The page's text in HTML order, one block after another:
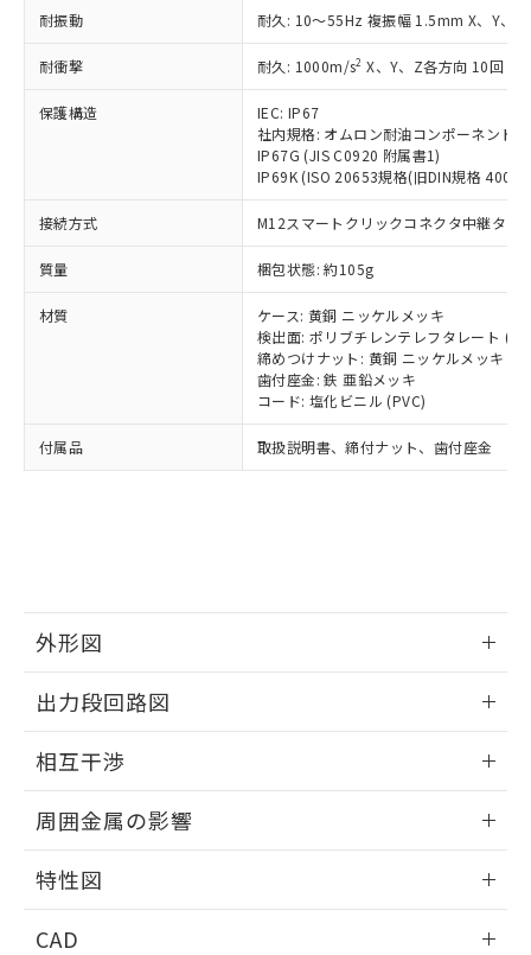
耐振動 耐久: 10～55Hz 複振幅 1.5mm X、Y、Z
耐衝撃 耐久: 1000m/s2 X、Y、Z各方向 10回
保護構造
IEC: IP67
社内規格: オムロン耐油コンポーネント
IP67G (JIS C0920 附属書1)
IP69K (ISO 20653規格(旧DIN規格
接続方式 M12スマートクリックコネクタ中継タイ
質量 梱包状態: 約105g
材質
ケース: 黄銅 ニッケルメッキ
検出面: ポリブチレンテレフタレート
締めつけナット: 黄銅 ニッケルメッキ
歯付座金: 鉄 亜鉛メッキ
コード: 塩化ビニル (PVC)
付属品 取扱説明書、締付ナット、歯付座金
外形図
外形図
出力段回路図
出力段回路図
相互干渉
相互干渉
周囲金属の影響
周囲金属の影響
特性図
CAD
記載している更新日時点での社内デー
タに基づき作成されるものであり、閲
覧された時点での実際の在庫および標
準価格とは異なる場合があることをご
了承ください。
正式な納期状況および標準価格はお客
様のお取引先、またはお客様担当のオ
ムロン制御機器販売店・当社販売員に
ご相談ください。
オムロン制御機器販売店や当社販売拠
販売ネットワーク
」をご確認
在庫状況および標準価格結果を当社の
事前の承諾なく第三者に漏洩または開
示しないようお願いします。
マイパーツ機能（部品リスト作成サー
ビス）をご利用いただくには、I-Web
メンバーズにご登録されている必要が
あります。
をご了承ください。
の共同利用に関して"
の「1.共同利
用者の範囲」に記載されている法人を
指します。
六価クロム(Cr(Ⅵ)) 1000ppm以下、ポリ臭化ビフェニル
類(PBB) 1000ppm以下、ポリ臭化ジフェニルエーテル類
(PBDE) 1000ppm以下、フタル酸ビス(2-エチルヘキシ
ル) (DEHP)(別名：DOP) 1000ppm以下、フタル酸ブチ
ルベンジル（BBP） 1000ppm以下、フタル酸ジブチル
（DBP） 1000ppm以下、フタル酸ジイソブチル
適用除外項目は除く。
フタル酸エステル類の４物質については閾値を超える意
図的な使用がないことを確認しています。
部品在庫の切り替え状況などにより、予定
月が前後することがあります。
EU RoHS指令（10物質）の非含有証明書
51物質の非含有証明書（当社基準）
るもので、過去に遡って非含有を証明する
ものではありません。
また、RoHS指令のフタル酸エステル類４
物質の対応では、対応完了までの期間は出
荷製品に未対応品が混在することから備考
欄に対応日を記載しておりました。
していることから、特段のことがない限
り、2022年1月12日より割愛しておりま
*中国RoHS10物質の基準値 (GB/T26572)：
Pb(鉛) :1000ppm、 Hg(水銀) : 1000ppm、 Cd(カドミウ
Cr(Ⅵ)(六価クロム) : 1000ppm、 PBBs(ポリ臭化ビフェ
ニル類) : 1000ppm、 PBDEs(ポリ臭化ジフェニルエーテ
DBP(フタル酸ジブチル) : 1000ppm、 DIBP(フタル酸ジ
イソブチル) : 1000ppm、 BBP(フタル酸ブチルベンジ
DEHP(フタル酸ビス(2-エチルヘキシル)) : 1000ppm
※2 環境保護使用期限
「ｅ」：有害物質（10物質）のすべてが基
準値以下であることを示します。
「10」：通常の使用状況下において有害物
質が外部に漏えいし、環境に深刻な影響を
及ぼさない年数を意味します。
「－」：未確認です。当社販売部門へお問
（以下｢規制貨物等」という）を輸出
または国外への提供する場合は、日本
国政府の輸出許可(または役務取引許
可)を取得するなどの必要な手続きを
当社は規制貨物を破棄する場合は、完
全に破砕するなど、違法に輸出されな
いよう必要な手段を講じます。
当社は貴社製品を、核兵器、ミサイ
武器並びにこれらの製造装置等に一切
使用いたしません。
当社は、貴社製品を第三者に販売する
場合は、上記1、2および3の内容を当
該第三者に通知します。また当社は、
販売先および販売に係わる関係者が違
法に輸出するおそれがある場合は、取
り引きをいたしません。
一定数以上の在庫あり
一定数には満たないが在庫あり
在庫なし(最新の在庫状況につ
いては、お客様のお取引先、ま
たはお客様担当のオムロン制御
機器販売店・当社販売員にご確
認ください)
受注生産機種、また在庫状況の
情報を公開していない機種